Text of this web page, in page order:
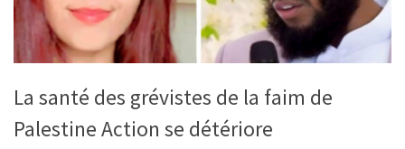
La santé des grévistes de la faim de
Palestine Action se détériore